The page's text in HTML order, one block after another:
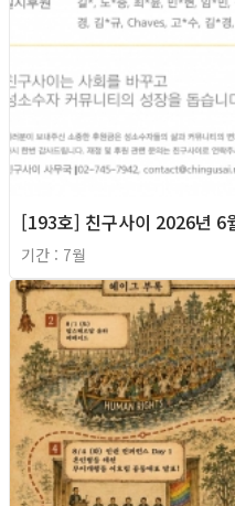
[193호] 친구사이 2026년 6
기간 : 7월